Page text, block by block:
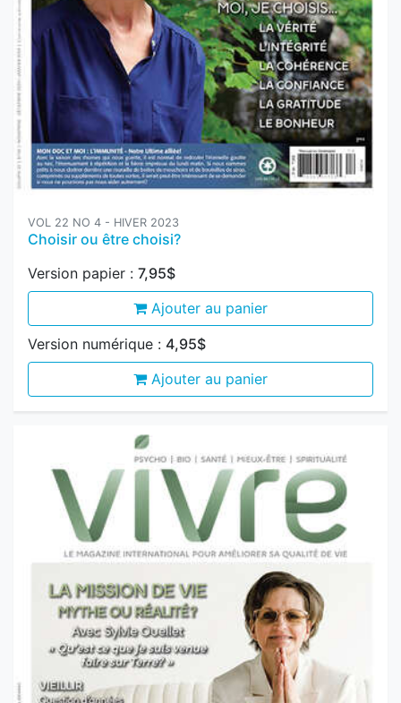
VOL 22 NO 4 - HIVER 2023
Choisir ou être choisi?
Ajouter au panier
Version numérique :4,95$
Ajouter au panier